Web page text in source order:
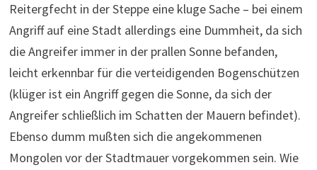
Reitergfecht in der Steppe eine kluge Sache – bei einem
Angriff auf eine Stadt allerdings eine Dummheit, da sich
die Angreifer immer in der prallen Sonne befanden,
leicht erkennbar für die verteidigenden Bogenschützen
(klüger ist ein Angriff gegen die Sonne, da sich der
Angreifer schließlich im Schatten der Mauern befindet).
Ebenso dumm mußten sich die angekommenen
Mongolen vor der Stadtmauer vorgekommen sein. Wie